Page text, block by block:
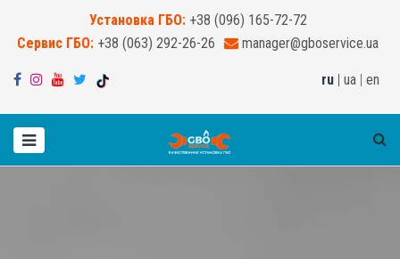
Установка ГБО: +38 (096) 165-72-72
Сервис ГБО: +38 (063) 292-26-26 manager@gboservice.ua
ru | ua | en